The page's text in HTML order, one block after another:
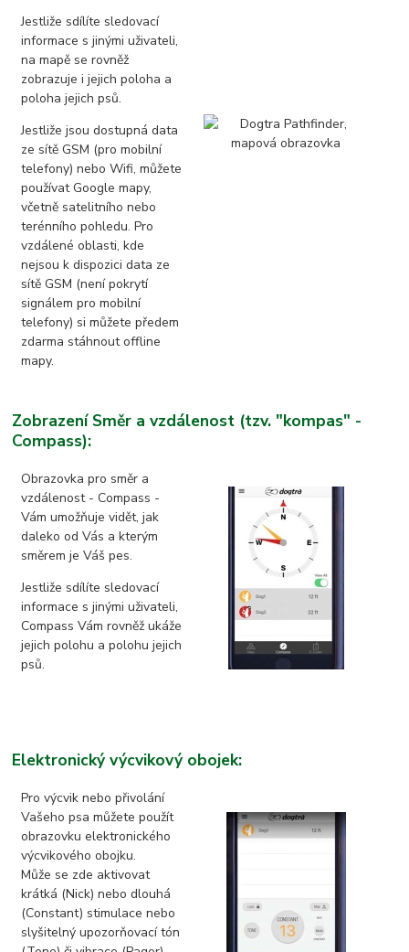
Jestliže sdílíte sledovací
informace s jinými uživateli,
na mapě se rovněž
zobrazuje i jejich poloha a
poloha jejich psů.
Jestliže jsou dostupná data
ze sítě GSM (pro mobilní
telefony) nebo Wifi, můžete
používat Google mapy,
včetně satelitního nebo
terénního pohledu. Pro
vzdálené oblasti, kde
nejsou k dispozici data ze
sítě GSM (není pokrytí
signálem pro mobilní
telefony) si můžete předem
zdarma stáhnout offline
mapy.
Zobrazení Směr a vzdálenost (tzv. "kompas" -
Compass):
Obrazovka pro směr a
vzdálenost - Compass -
Vám umožňuje vidět, jak
daleko od Vás a kterým
směrem je Váš pes.
Jestliže sdílíte sledovací
informace s jinými uživateli,
Compass Vám rovněž ukáže
jejich polohu a polohu jejich
psů.
Elektronický výcvikový obojek:
Pro výcvik nebo přivolání
Vašeho psa můžete použít
obrazovku elektronického
výcvikového obojku.
Může se zde aktivovat
krátká (Nick) nebo dlouhá
(Constant) stimulace nebo
slyšitelný upozorňovací tón